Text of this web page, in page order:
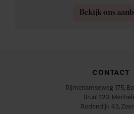
Bekijk ons
CONTACT
Rijmenamseweg 175,
Bruul 120,
Rodendijk 43,